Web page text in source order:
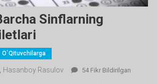
Sinflarning
O`qituvchilarga
Hasanboy Rasulov
2020-
54 Fikr Bildirilgan